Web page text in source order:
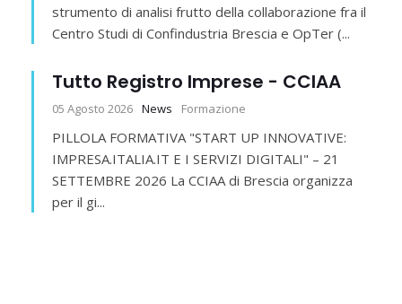
strumento di analisi frutto della collaborazione fra il
Centro Studi di Confindustria Brescia e OpTer (...
Tutto Registro Imprese - CCIAA
05 Agosto 2026 News Formazione
PILLOLA FORMATIVA "START UP INNOVATIVE:
IMPRESA.ITALIA.IT E I SERVIZI DIGITALI" – 21
SETTEMBRE 2026 La CCIAA di Brescia organizza
per il gi...